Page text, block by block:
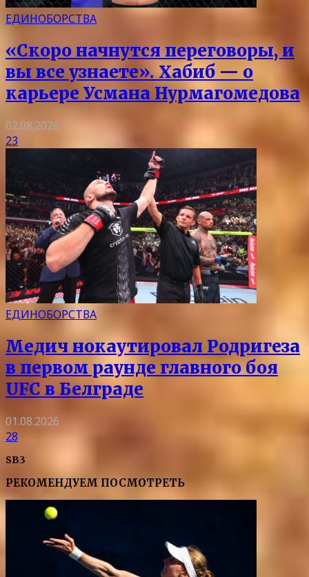
ЕДИНОБОРСТВА
«Скоро начнутся переговоры, и
вы все узнаете». Хабиб — о
карьере Усмана Нурмагомедова
02.08.2026
23
ЕДИНОБОРСТВА
Медич нокаутировал Родригеза
в первом раунде главного боя
UFC в Белграде
01.08.2026
28
SB3
РЕКОМЕНДУЕМ ПОСМОТРЕТЬ